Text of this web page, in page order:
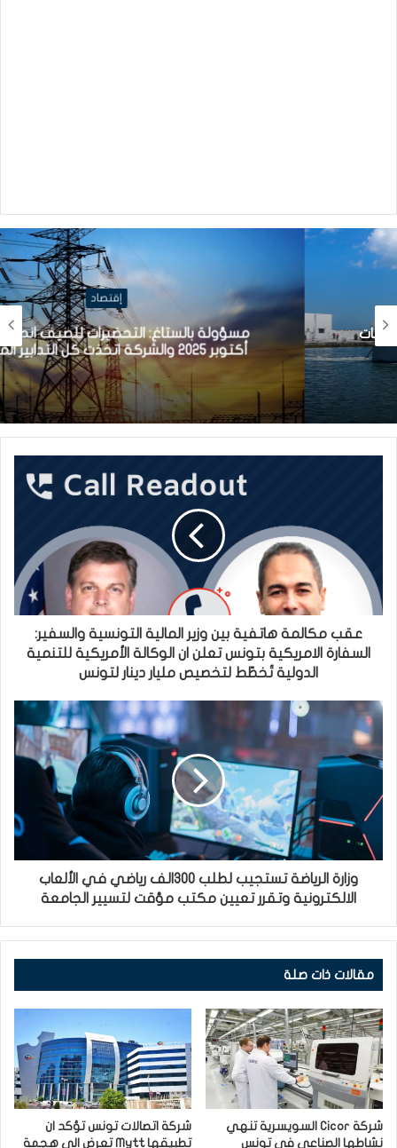
مسؤولة بالستاغ: التحضيرات للصيف انطلقت منذ
أكتوبر 2025 والشركة اتخذت كل التدابير الممكنة
عقب مكالمة هاتفية بين وزير المالية التونسية والسفير:
السفارة الامريكية بتونس تعلن ان الوكالة الأمريكية للتنمية
الدولية تُخطّط لتخصيص مليار دينار لتونس
وزارة الرياضة تستجيب لطلب 300الف رياضي في الألعاب
الالكترونية وتقرر تعيين مكتب مؤقت لتسيير الجامعة
مقالات ذات صلة
شركة Cicor السويسرية تنهي
نشاطها الصناعي في تونس
شركة اتصالات تونس تؤكد ان
تطبيقها Mytt تعرض الى هجمة